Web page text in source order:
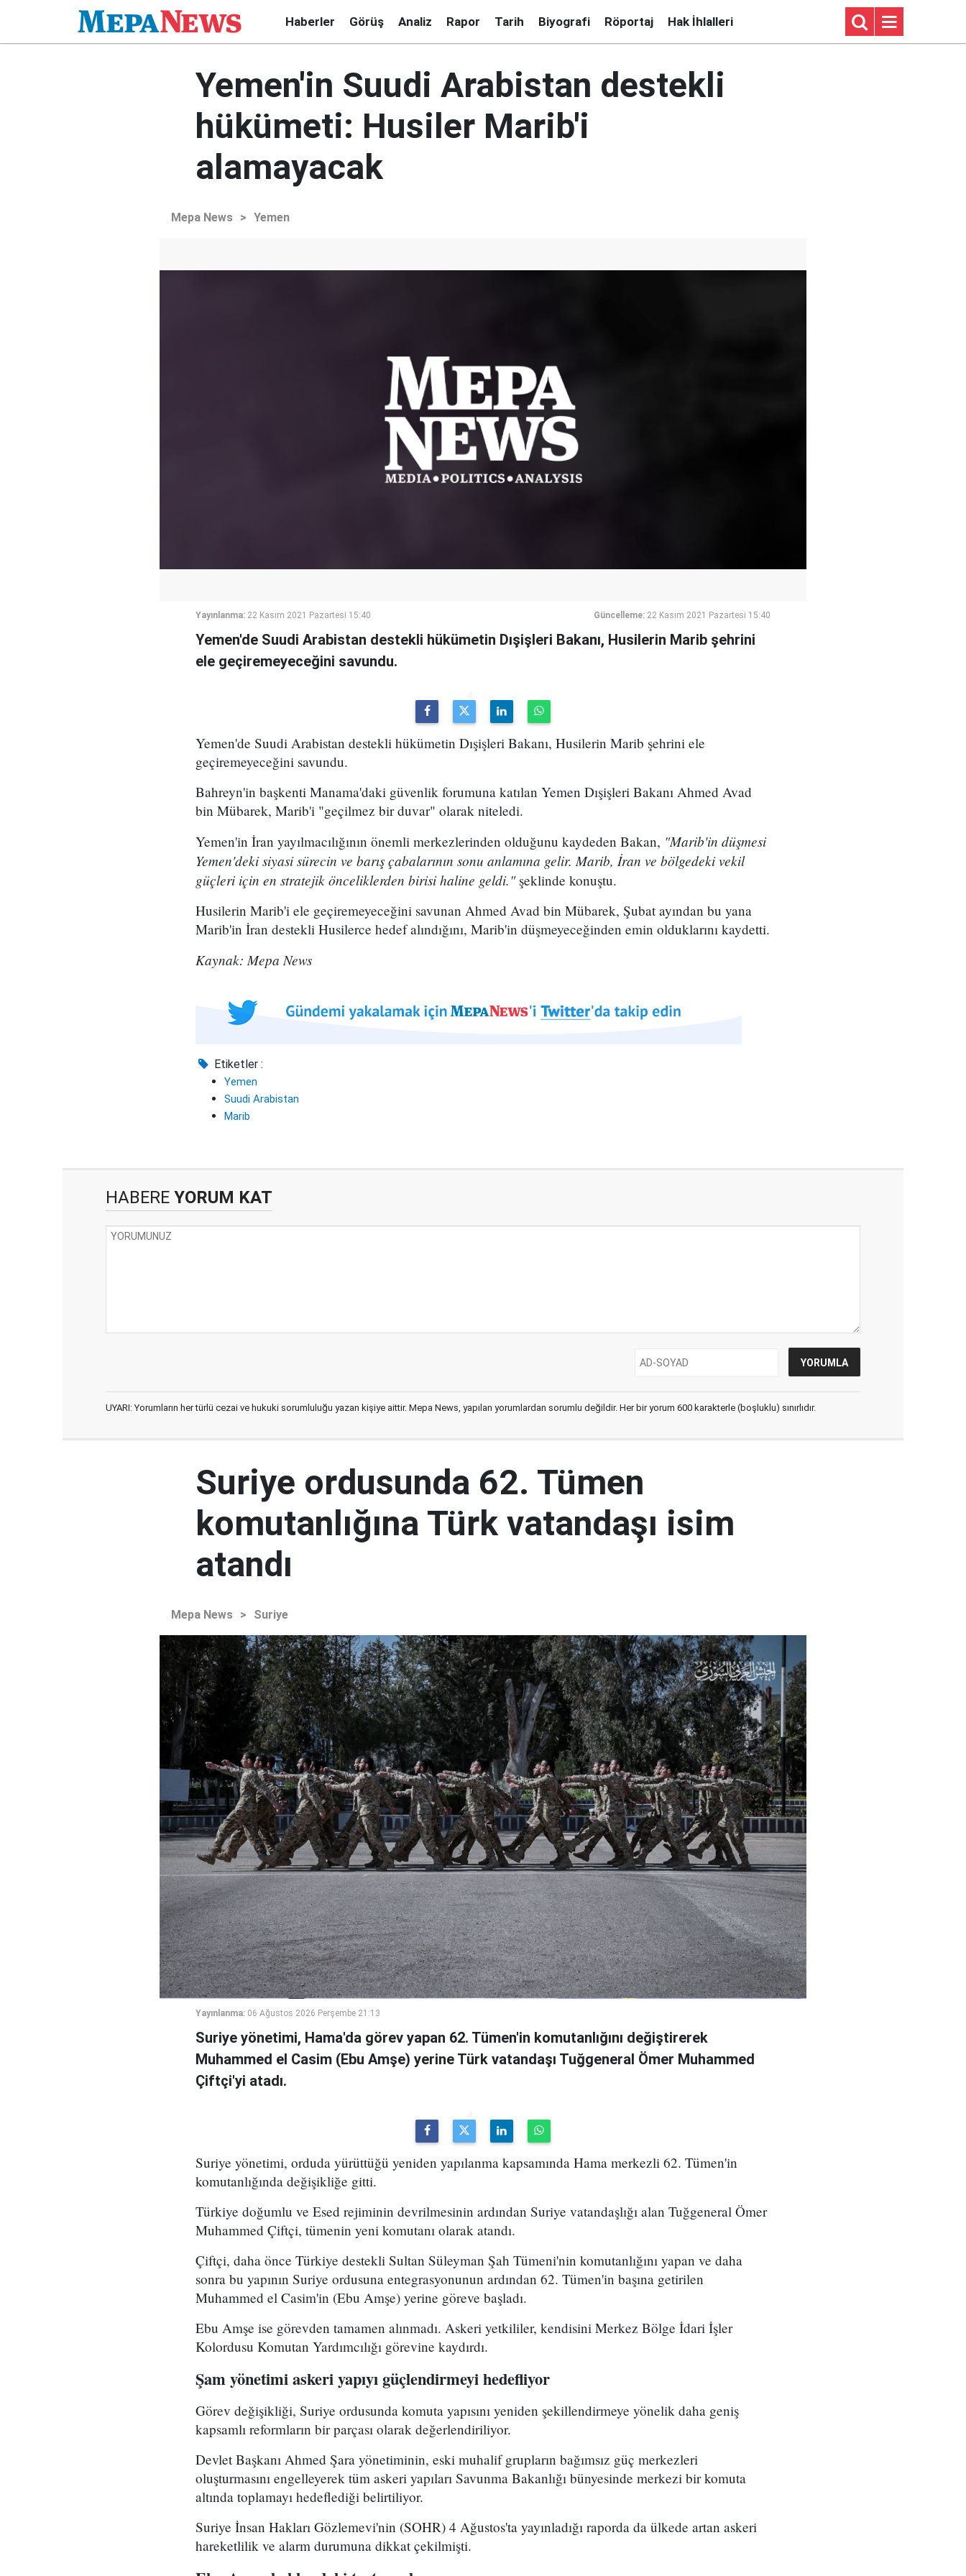
Haberler Görüş Analiz Rapor Tarih Biyografi Röportaj Hak İhlalleri
Yemen'in Suudi Arabistan destekli
hükümeti: Husiler Marib'i
alamayacak
Mepa News > Yemen
Yayınlanma: 22 Kasım 2021 Pazartesi 15:40 Güncelleme: 22 Kasım 2021 Pazartesi 15:40
Yemen'de Suudi Arabistan destekli hükümetin Dışişleri Bakanı, Husilerin Marib şehrini
ele geçiremeyeceğini savundu.
Yemen'de Suudi Arabistan destekli hükümetin Dışişleri Bakanı, Husilerin Marib şehrini ele
geçiremeyeceğini savundu.
Bahreyn'in başkenti Manama'daki güvenlik forumuna katılan Yemen Dışişleri Bakanı Ahmed Avad
bin Mübarek, Marib'i "geçilmez bir duvar" olarak niteledi.
Yemen'in İran yayılmacılığının önemli merkezlerinden olduğunu kaydeden Bakan, "Marib'in düşmesi
Yemen'deki siyasi sürecin ve barış çabalarının sonu anlamına gelir. Marib, İran ve bölgedeki vekil
güçleri için en stratejik önceliklerden birisi haline geldi."şeklinde konuştu.
Husilerin Marib'i ele geçiremeyeceğini savunan Ahmed Avad bin Mübarek, Şubat ayından bu yana
Marib'in İran destekli Husilerce hedef alındığını, Marib'in düşmeyeceğinden emin olduklarını kaydetti.
Kaynak: Mepa News
Etiketler :
Yemen
Suudi Arabistan
Marib
HABERE YORUM KAT
UYARI: Yorumların her türlü cezai ve hukuki sorumluluğu yazan kişiye aittir. Mepa News, yapılan yorumlardan sorumlu değildir. Her bir yorum 600 karakterle (boşluklu) sınırlıdır.
Suriye ordusunda 62. Tümen
komutanlığına Türk vatandaşı isim
atandı
Mepa News > Suriye
Yayınlanma: 06 Ağustos 2026 Perşembe 21:13
Suriye yönetimi, Hama'da görev yapan 62. Tümen'in komutanlığını değiştirerek
Muhammed el Casim (Ebu Amşe) yerine Türk vatandaşı Tuğgeneral Ömer Muhammed
Çiftçi'yi atadı.
Suriye yönetimi, orduda yürüttüğü yeniden yapılanma kapsamında Hama merkezli 62. Tümen'in
komutanlığında değişikliğe gitti.
Türkiye doğumlu ve Esed rejiminin devrilmesinin ardından Suriye vatandaşlığı alan Tuğgeneral Ömer
Muhammed Çiftçi, tümenin yeni komutanı olarak atandı.
Çiftçi, daha önce Türkiye destekli Sultan Süleyman Şah Tümeni'nin komutanlığını yapan ve daha
sonra bu yapının Suriye ordusuna entegrasyonunun ardından 62. Tümen'in başına getirilen
Muhammed el Casim'in (Ebu Amşe) yerine göreve başladı.
Ebu Amşe ise görevden tamamen alınmadı. Askeri yetkililer, kendisini Merkez Bölge İdari İşler
Kolordusu Komutan Yardımcılığı görevine kaydırdı.
Şam yönetimi askeri yapıyı güçlendirmeyi hedefliyor
Görev değişikliği, Suriye ordusunda komuta yapısını yeniden şekillendirmeye yönelik daha geniş
kapsamlı reformların bir parçası olarak değerlendiriliyor.
Devlet Başkanı Ahmed Şara yönetiminin, eski muhalif grupların bağımsız güç merkezleri
oluşturmasını engelleyerek tüm askeri yapıları Savunma Bakanlığı bünyesinde merkezi bir komuta
altında toplamayı hedeflediği belirtiliyor.
Suriye İnsan Hakları Gözlemevi'nin (SOHR) 4 Ağustos'ta yayınladığı raporda da ülkede artan askeri
hareketlilik ve alarm durumuna dikkat çekilmişti.